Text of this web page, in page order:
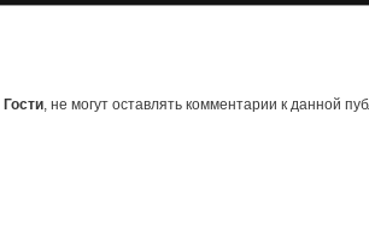
Гости, не могут оставлять комментарии к данной